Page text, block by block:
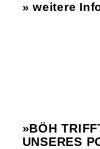
» weitere
»BÖH
UNSERES